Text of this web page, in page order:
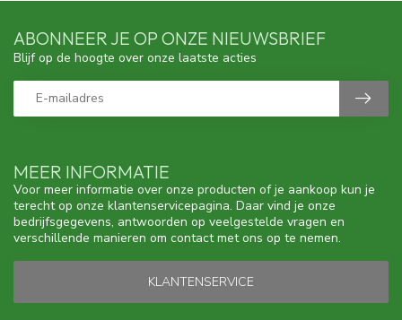
MEER INFORMATIE
Voor meer informatie over onze producten of je aankoop kun je
terecht op onze klantenservicepagina. Daar vind je onze
bedrijfsgegevens, antwoorden op veelgestelde vragen en
verschillende manieren om contact met ons op te nemen.
KLANTENSERVICE
ABONNEER JE OP ONZE NIEUWSBRIEF
Blijf op de hoogte over onze laatste acties